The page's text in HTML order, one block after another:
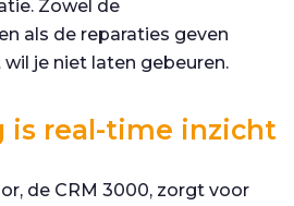
Zowel de
als de reparaties geven
je niet laten gebeuren.
is real-time inzicht
de CRM 3000, zorgt voor